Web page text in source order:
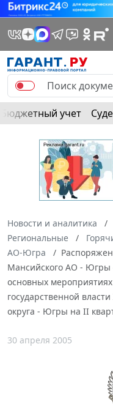
Бюджетный учет
Новости и аналитика
Региональные
АО-Югра
Мансийского АО - Югры
основных
государственной
округа - Югры на II
30 апреля 2005